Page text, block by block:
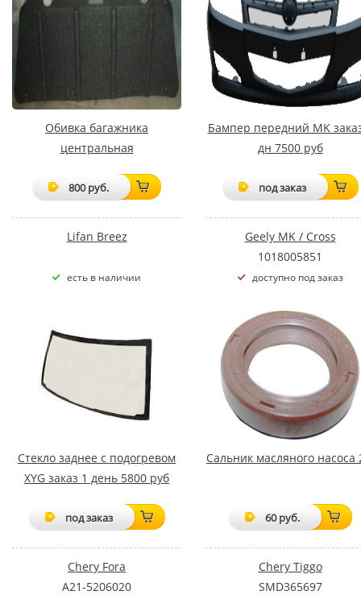
Обивка багажника
центральная
800 руб.
Lifan Breez
есть в наличии
Бампер передний MK
дн 7500 руб
под заказ
Geely MK / Cross
1018005851
доступно под заказ
Стекло заднее с подогревом
XYG заказ 1 день 5800 руб
под заказ
Chery Fora
A21-5206020
Сальник масляного насоса
60 руб.
Chery Tiggo
SMD365697